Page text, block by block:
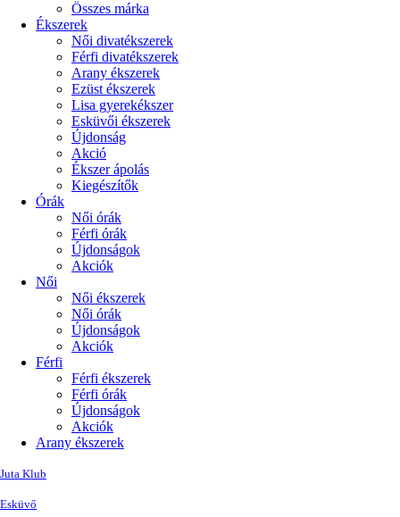
Összes márka
Ékszerek
Női divatékszerek
Férfi divatékszerek
Arany ékszerek
Ezüst ékszerek
Lisa gyerekékszer
Esküvői ékszerek
Újdonság
Akció
Ékszer ápolás
Kiegészítők
Órák
Női órák
Férfi órák
Újdonságok
Akciók
Női
Női ékszerek
Női órák
Újdonságok
Akciók
Férfi
Férfi ékszerek
Férfi órák
Újdonságok
Akciók
Arany ékszerek
Juta Klub
Esküvő